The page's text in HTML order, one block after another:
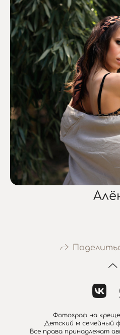
Фотограф на
Детский м семейный
Все права принадлежат